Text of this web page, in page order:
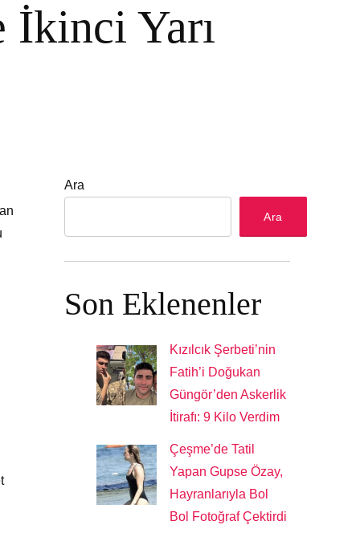
Yarı
Ara
Ara
Son Eklenenler
Kızılcık Şerbeti’nin
Fatih’i Doğukan
Güngör’den Askerlik
İtirafı: 9 Kilo Verdim
Çeşme’de Tatil
Yapan Gupse Özay,
Hayranlarıyla Bol
Bol Fotoğraf Çektirdi